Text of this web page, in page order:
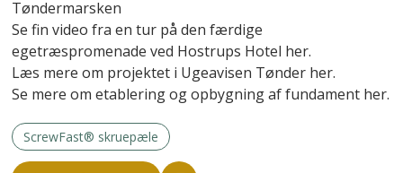
Tøndermarsken
Se fin video fra en tur på den færdige
egetræspromenade ved Hostrups Hotel her.
Læs mere om projektet i Ugeavisen Tønder her.
Se mere om etablering og opbygning af fundament her.
ScrewFast® skruepæle